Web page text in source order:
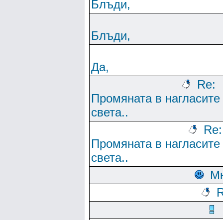
Блъди,
Блъди,
Да,
Re:
Промяната в
света..
Re:
Промяната в
света..